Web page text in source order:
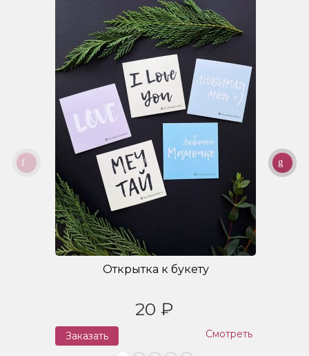
Открытка к букету
20 ₽
Заказать Смотреть